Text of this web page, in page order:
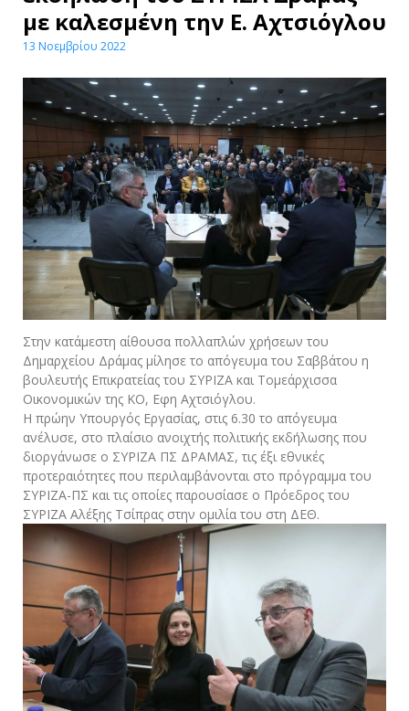
με καλεσμένη την Ε. Αχτσιόγλου
13 Νοεμβρίου 2022
Στην κατάμεστη αίθουσα πολλαπλών χρήσεων του
Δημαρχείου Δράμας μίλησε το απόγευμα του Σαββάτου η
βουλευτής Επικρατείας του ΣΥΡΙΖΑ και Τομεάρχισσα
Οικονομικών της ΚΟ, Εφη Αχτσιόγλου.
Η πρώην Υπουργός Εργασίας, στις 6.30 το απόγευμα
ανέλυσε, στο πλαίσιο ανοιχτής πολιτικής εκδήλωσης που
διοργάνωσε ο ΣΥΡΙΖΑ ΠΣ ΔΡΑΜΑΣ, τις έξι εθνικές
προτεραιότητες που περιλαμβάνονται στο πρόγραμμα του
ΣΥΡΙΖΑ-ΠΣ και τις οποίες παρουσίασε ο Πρόεδρος του
ΣΥΡΙΖΑ Αλέξης Τσίπρας στην ομιλία του στη ΔΕΘ.